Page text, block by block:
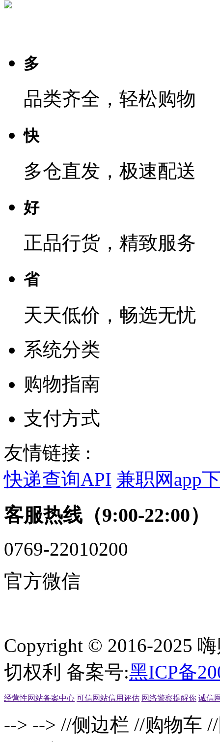
多
品类齐全，轻松购物
快
多仓直发，极速配送
好
正品行货，精致服务
省
天天低价，畅选无忧
系统分类
购物指南
支付方式
友情链接 :
快递查询API 兼职网app
客服热线（9:00-22:00）
0769-22010200
官方微信
Copyright © 2016-2025
切权利 备案号:黑ICP备
经营性网站备案中心 可信网站信用评估 网络警察提醒你 诚信
--> --> //侧边栏 //购物车